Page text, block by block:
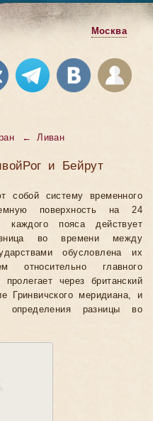
Москва
←Ливан
и Бейрут
собой систему временного
поверхность на 24
пояса действует
во времени между
обусловлена их
относительно главного
через британский
Гринвичского меридиана, и
разницы во